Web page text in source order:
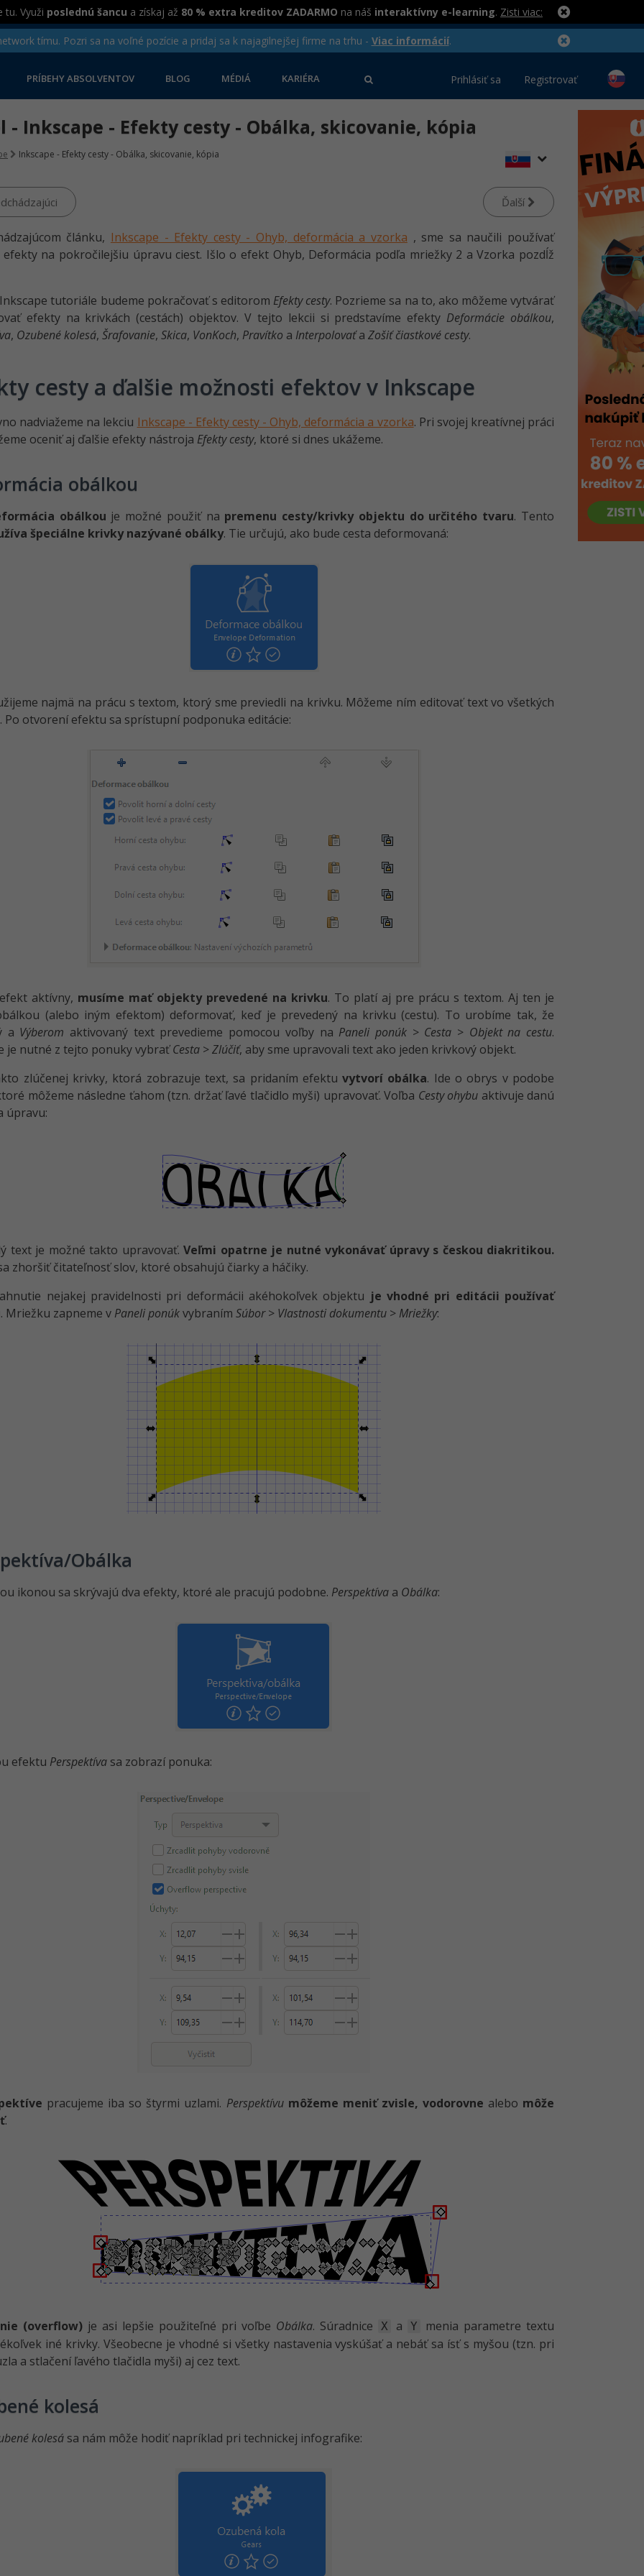
tu. Využi poslednú šancu a získaj až 80 % extra kreditov ZADARMO na náš interaktívny e-learning. Zisti viac:
tímu. Pozri sa na voľné pozície a pridaj sa k najagilnejšej firme na trhu - Viac informácií.
PRÍBEHY ABSOLVENTOV BLOG MÉDIÁ KARIÉRA Prihlásiť sa Registrovať
- Inkscape - Efekty cesty - Obálka, skicovanie, kópia
Inkscape - Efekty cesty - Obálka, skicovanie, kópia
Ďalší
článku, Inkscape - Efekty cesty - Ohyb, deformácia a vzorka , sme sa naučili používať
na pokročilejšiu úpravu ciest. Išlo o efekt Ohyb, Deformácia podľa mriežky 2 a Vzorka pozdĺž
tutoriále budeme pokračovať s editorom Efekty cesty. Pozrieme sa na to, ako môžeme vytvárať
efekty na krivkách (cestách) objektov. V tejto lekcii si predstavíme efekty Deformácie obálkou,
, Ozubené kolesá, Šrafovanie, Skica, VonKoch, Pravítko a Interpolovaťa Zošiť čiastkové cesty.
cesty a ďalšie možnosti efektov v Inkscape
nadviažeme na lekciu Inkscape - Efekty cesty - Ohyb, deformácia a vzorka. Pri svojej kreatívnej práci
oceniť aj ďalšie efekty nástroja Efekty cesty, ktoré si dnes ukážeme.
obálkou
obálkou je možné použiť na premenu cesty/krivky objektu do určitého tvaru. Tento
špeciálne krivky nazývané obálky. Tie určujú, ako bude cesta deformovaná:
najmä na prácu s textom, ktorý sme previedli na krivku. Môžeme ním editovať text vo všetkých
Po otvorení efektu sa sprístupní podponuka editácie:
aktívny, musíme mať objekty prevedené na krivku. To platí aj pre prácu s textom. Aj ten je
(alebo iným efektom) deformovať, keď je prevedený na krivku (cestu). To urobíme tak, že
a Výberom aktivovaný text prevedieme pomocou voľby na Paneli ponúk> Cesta > Objekt na cestu.
je nutné z tejto ponuky vybraťCesta >Zlúčiť, aby sme upravovali text ako jeden krivkový objekt.
zlúčenej krivky, ktorá zobrazuje text, sa pridaním efektuvytvorí obálka. Ide o obrys v podobe
môžeme následne ťahom (tzn. držať ľavé tlačidlo myši) upravovať. Voľba Cesty ohybu aktivuje danú
úpravu:
text je možné takto upravovať.Veľmi opatrne je nutné vykonávať úpravy s českou diakritikou.
zhoršiť čitateľnosť slov, ktoré obsahujú čiarky a háčiky.
nejakej pravidelnosti pri deformácii akéhokoľvek objektu je vhodné pri editácii používať
. Mriežku zapneme v Paneli ponúkvybraním Súbor> Vlastnosti dokumentu > Mriežky:
Obálka
ikonou sa skrývajú dva efekty, ktoré ale pracujú podobne. Perspektíva a Obálka:
efektu Perspektíva sa zobrazí ponuka:
pracujeme iba so štyrmi uzlami. Perspektívu môžeme meniť zvisle, vodorovne alebo môže
.
(overflow) je asi lepšie použiteľné pri voľbe Obálka. Súradnice X a Y
menia parametre textu
iné krivky. Všeobecne je vhodné si všetky nastavenia vyskúšať a nebáť sa ísť s myšou (tzn. pri
a stlačení ľavého tlačidla myši) aj cez text.
kolesá
kolesá sa nám môže hodiť napríklad pri technickej infografike: